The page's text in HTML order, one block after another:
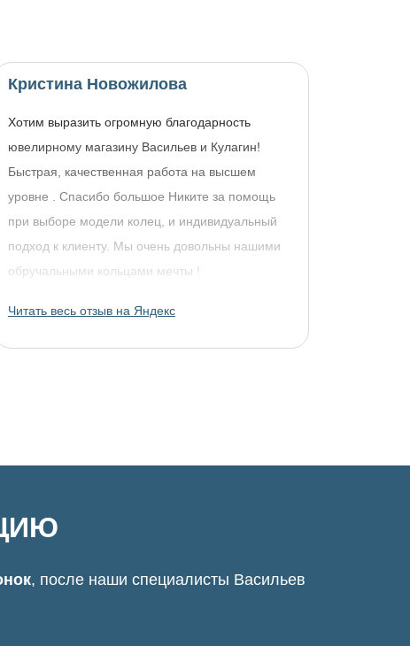
Кристина Новожилова
Хотим выразить огромную благодарность
ювелирному магазину Васильев и Кулагин!
Быстрая, качественная работа на высшем
уровне . Спасибо большое Никите за помощь
при выборе модели колец, и индивидуальный
подход к клиенту. Мы очень довольны нашими
обручальными кольцами мечты !
Читать весь отзыв на Яндекс
, после наши специалисты Васильев